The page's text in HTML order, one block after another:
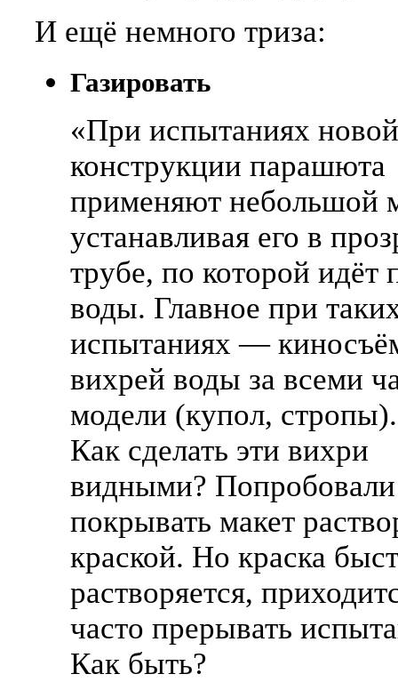
И ещё немного триза:
Газировать
«При испытаниях новой
конструкции парашюта
применяют небольшой
устанавливая его в
трубе, по которой идёт
воды. Главное при
испытаниях —
вихрей воды за всеми
модели (купол, стропы).
Как сделать эти вихри
видными? Попробовали
покрывать макет
краской. Но краска
растворяется,
часто прерывать
Как быть?